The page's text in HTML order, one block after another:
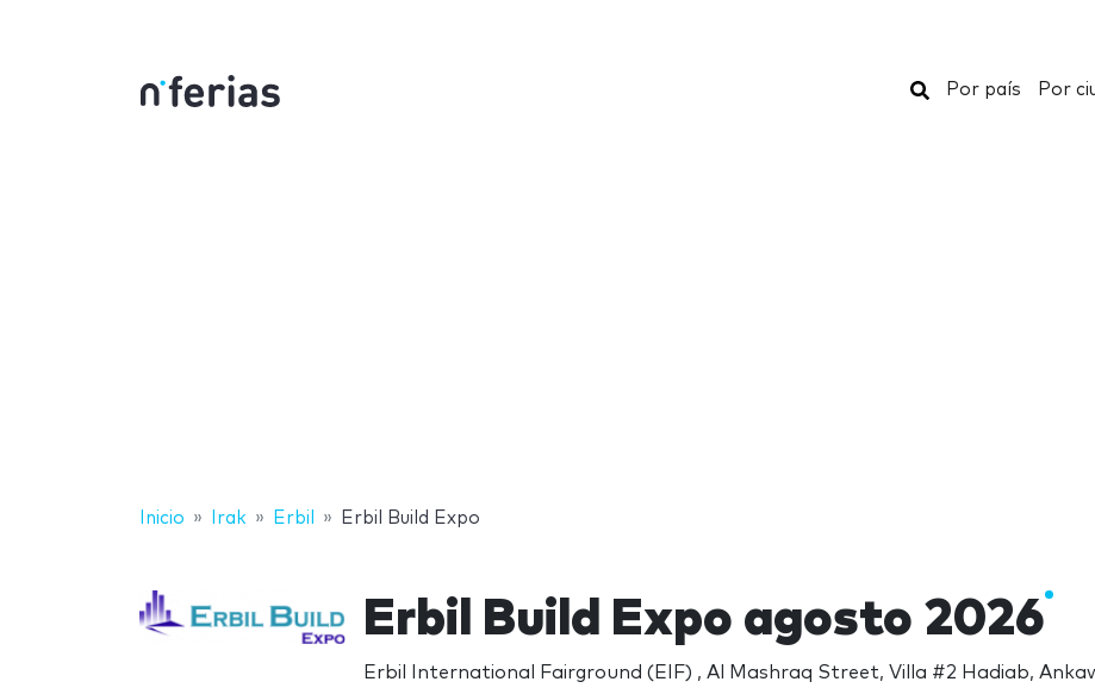
Buscar
Por país Por
Inicio Irak Erbil Erbil Build Expo
Erbil Build Expo agosto 2026
Erbil International Fairground (EIF) , Al Mashraq Street, Villa #2 Hadiab,